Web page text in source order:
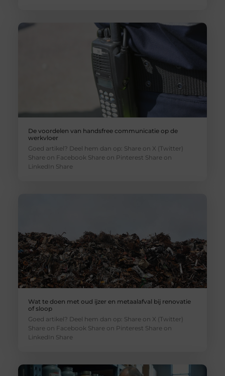
De voordelen van handsfree communicatie op de
werkvloer
Goed artikel? Deel hem dan op: Share on X (Twitter)
Share on Facebook Share on Pinterest Share on
LinkedIn Share
Wat te doen met oud ijzer en metaalafval bij renovatie
of sloop
Goed artikel? Deel hem dan op: Share on X (Twitter)
Share on Facebook Share on Pinterest Share on
LinkedIn Share